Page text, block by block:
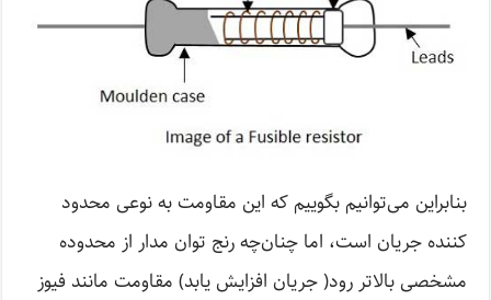
بنابراین می‌توانیم بگوییم که این مقاومت به نوعی محدود
کننده جریان است، اما چنان‌چه رنج توان مدار از محدوده
مشخصی بالاتر رود( جریان افزایش یابد) مقاومت مانند فیوز